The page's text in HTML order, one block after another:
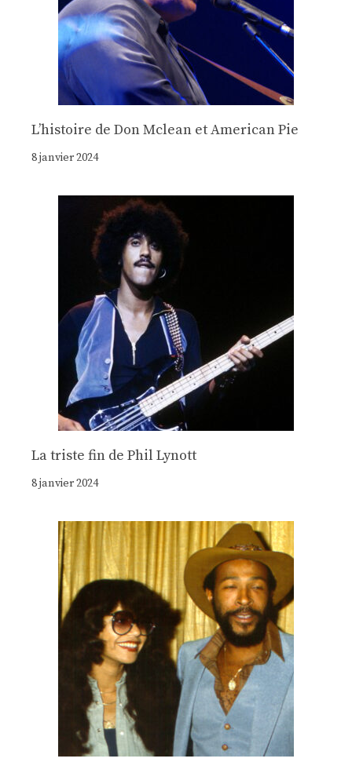
Lʼhistoire de Don Mclean et American Pie
8 janvier 2024
La triste fin de Phil Lynott
8 janvier 2024